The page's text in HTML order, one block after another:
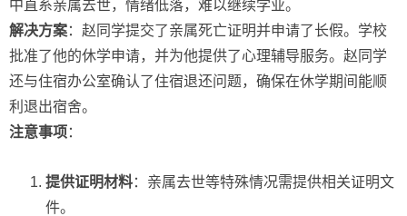
中直系亲属去世，情绪低落，难以继续学业。
解决方案：赵同学提交了亲属死亡证明并申请了长假。学校
批准了他的休学申请，并为他提供了心理辅导服务。赵同学
还与住宿办公室确认了住宿退还问题，确保在休学期间能顺
利退出宿舍。
注意事项 ：
提供证明材料：亲属去世等特殊情况需提供相关证明文
件。